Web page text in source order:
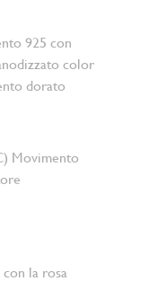
925 con
color
dorato
Movimento
la rosa